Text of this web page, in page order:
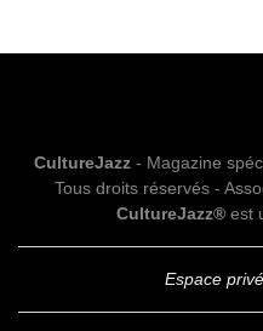
CultureJazz- Magazine
Tous droits réservés -
CultureJazz®est
Espace